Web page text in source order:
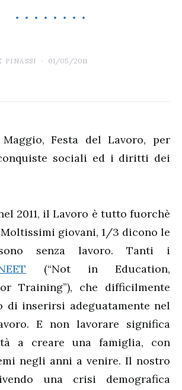
PINASSI 01/05/2011
Festa del Lavoro, per
sociali ed i diritti dei
2011, il Lavoro è tutto fuorchè
giovani, 1/3 dicono le
senza lavoro. Tanti i
(“Not in Education,
Training”), che difficilmente
di inserirsi adeguatamente nel
E non lavorare significa
a creare una famiglia, con
negli anni a venire. Il nostro
una crisi demografica